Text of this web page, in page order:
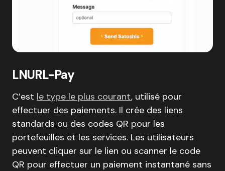
LNURL-Pay
C’est le type le plus courant, utilisé pour
effectuer des paiements. Il crée des liens
standards ou des codes QR pour les
portefeuilles et les services. Les utilisateurs
peuvent cliquer sur le lien ou scanner le code
QR pour effectuer un paiement instantané sans